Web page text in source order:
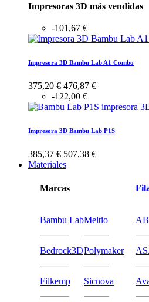
Impresoras 3D más vendidas
-101,67 €
Impresora 3D Bambu Lab A1 Combo
375,20 € 476,87 €
-122,00 €
Impresora 3D Bambu Lab P1S
385,37 € 507,38 €
Materiales
Marcas
Bambu Lab
Bedrock3D
Filkemp
Meltio
Polymaker
Sicnova